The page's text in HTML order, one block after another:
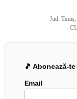
Jud.
🎵 Abonează-
Email